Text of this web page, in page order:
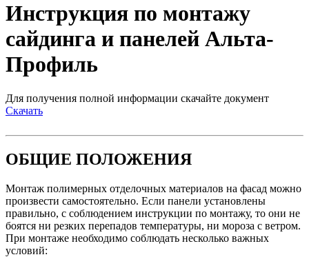
Инструкция по монтажу
сайдинга и панелей Альта-
Профиль
Для получения полной информации скачайте документ
Скачать
ОБЩИЕ ПОЛОЖЕНИЯ
Монтаж полимерных отделочных материалов на фасад можно
произвести самостоятельно. Если панели установлены
правильно, с соблюдением инструкции по монтажу, то они не
боятся ни резких перепадов температуры, ни мороза с ветром.
При монтаже необходимо соблюдать несколько важных
условий: